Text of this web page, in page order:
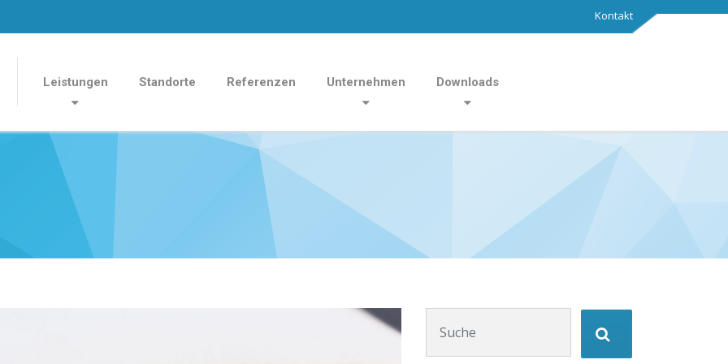
Kontakt
Leistungen Standorte Referenzen Unternehmen Downloads